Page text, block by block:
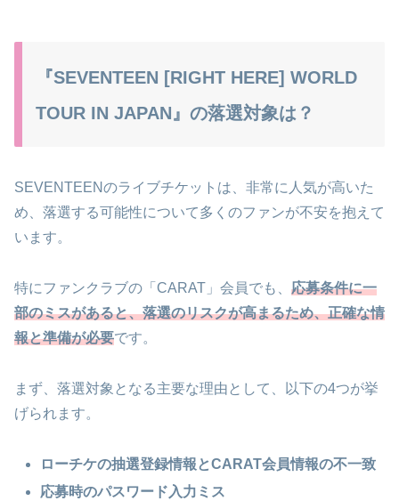
『SEVENTEEN [RIGHT HERE] WORLD
TOUR IN JAPAN』の落選対象は？
SEVENTEENのライブチケットは、非常に人気が高いた
め、落選する可能性について多くのファンが不安を抱えて
います。
特にファンクラブの「CARAT」会員でも、 応募条件に一
部のミスがあると、落選のリスクが高まるため、正確な情
報と準備が必要です。
まず、落選対象となる主要な理由として、以下の4つが挙
げられます。
ローチケの抽選登録情報とCARAT会員情報の不一致
応募時のパスワード入力ミス